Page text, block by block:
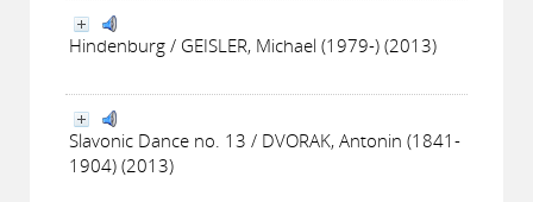
Hindenburg / GEISLER, Michael (1979-) (2013)
Slavonic Dance no. 13 / DVORAK, Antonin (1841-
1904) (2013)